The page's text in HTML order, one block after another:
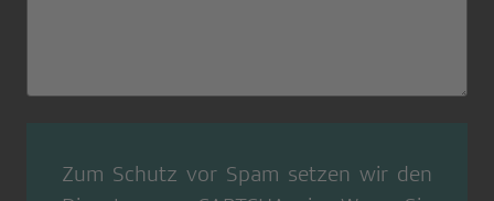
Zum Schutz vor Spam setzen wir den